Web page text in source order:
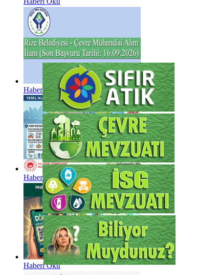
Haberi Oku
Haberi Oku
Haberi Oku